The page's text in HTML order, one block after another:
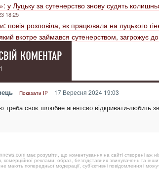
у Луцьку за сутенерство знову судять
18:25
повія розповіла, як працювала на луцького
вкотре займався сутенерством, загрожує
КОМЕНТАР
Показати IP 17 Вересня 2024 19:03
треба своє шлюбне агентсво відкривати-любить
має розуміти, що коментування на сайті створені аж
комерційної реклами, образ, безпідставних звинувачень та
мають попередньої модерації, суб’єктивні повідомлення і